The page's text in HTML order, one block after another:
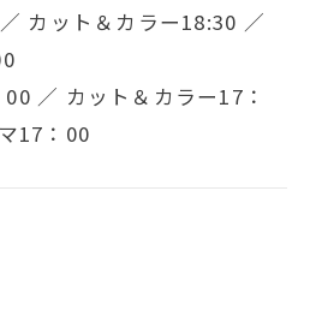
カット＆カラー18:30 ／
／ カット＆カラー17：
17：00